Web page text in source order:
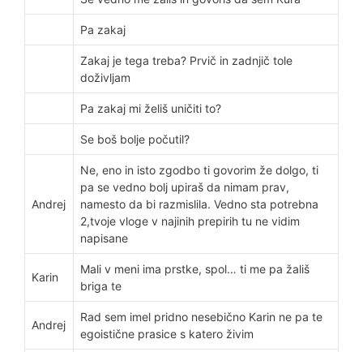
Pa zakaj
Zakaj je tega treba? Prvič in zadnjič tole
doživljam
Pa zakaj mi želiš uničiti to?
Se boš bolje počutil?
Andrej
Ne, eno in isto zgodbo ti govorim že dolgo, ti
pa se vedno bolj upiraš da nimam prav,
namesto da bi razmislila. Vedno sta potrebna
2,tvoje vloge v najinih prepirih tu ne vidim
napisane
Karin
Mali v meni ima prstke, spol… ti me pa žališ
briga te
Andrej
Rad sem imel pridno nesebično Karin ne pa te
egoistične prasice s katero živim